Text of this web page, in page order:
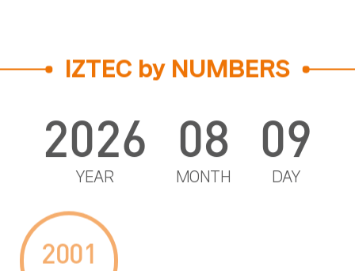
모든 인쇄매체 및 제작물
모든 인쇄매체 및 제작물
K60
IZTEC by NUMBERS
2026
YEAR
08
MONTH
09
DAY
2001